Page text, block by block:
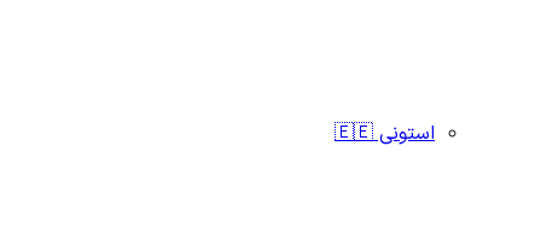
استونی 🇪🇪